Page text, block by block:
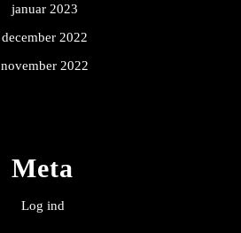
januar 2023
december 2022
november 2022
Meta
Log ind